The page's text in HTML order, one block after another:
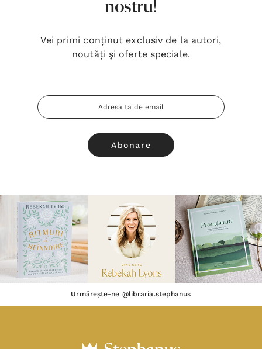
nostru!
Vei primi conținut exclusiv de la autori,
noutăți şi oferte speciale.
Adresa
Email
Urmărește-ne @libraria.stephanus